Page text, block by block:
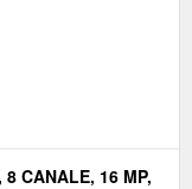
8 CANALE, 16 MP,